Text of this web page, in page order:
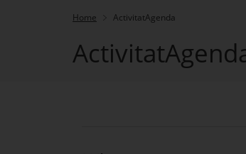
Home ActivitatAgenda